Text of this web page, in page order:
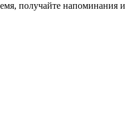
получайте напоминания и